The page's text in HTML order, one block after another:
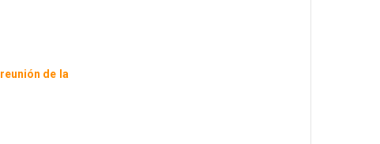
reunión de la